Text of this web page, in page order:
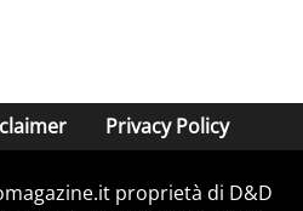
Privacy Policy
proprietà di D&D